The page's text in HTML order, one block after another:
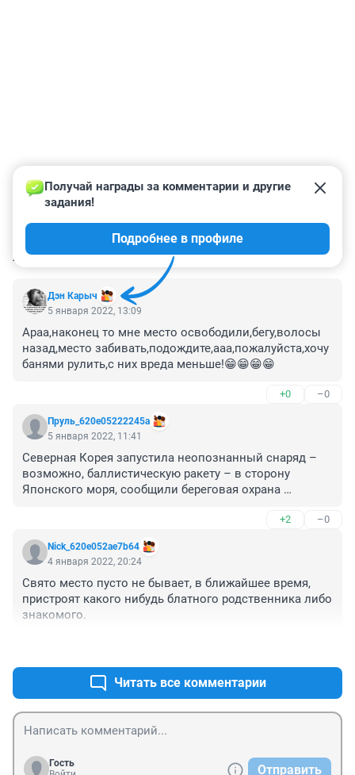
КОММЕНТАРИИ 8
Дэн Карыч
Получай награды за комментарии и другие
задания!
Подробнее в профиле
5 января 2022, 13:09
Араа,наконец то мне место освободили,бегу,волосы
назад,место забивать,подождите,ааа,пожалуйста,хочу
банями рулить,с них вреда меньше!😁😁😁😁
+0 –0
Пруль_620e05222245a
5 января 2022, 11:41
Северная Корея запустила неопознанный снаряд –
возможно, баллистическую ракету – в сторону
Японского моря, сообщили береговая охрана
+2 –0
Nick_620e052ae7b64
4 января 2022, 20:24
Свято место пусто не бывает, в ближайшее время,
пристроят какого нибудь блатного родственника либо
знакомого.
Читать все комментарии
Гость
Отправить